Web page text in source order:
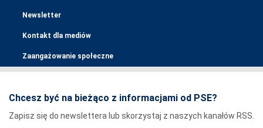
Newsletter
Kontakt dla mediów
Zaangażowanie społeczne
Chcesz być na bieżąco z informacjami od PSE?
Zapisz się do newslettera lub skorzystaj z naszych kanałów RSS.